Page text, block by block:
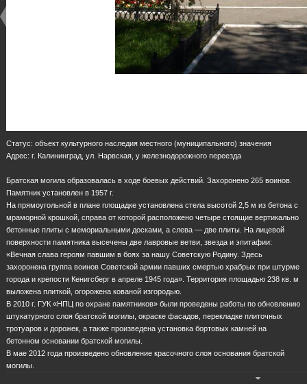
Статус: объект культурного наследия местного (муниципального) значения
Адрес: г. Калининград, ул. Нарвская, у железнодорожного переезда
Братская могила образовалась в ходе боевых действий. Захоронено 265 воинов.
Памятник установлен в 1957 г.
На прямоугольной в плане площадке установлена стела высотой 2,5 м из бетона с
мраморной крошкой, справа от которой расположено четыре стоящие вертикально
бетонные плиты с мемориальными досками, а слева — две плиты. На лицевой
поверхности памятника высечены две лавровые ветви, звезда и эпитафии:
«Вечная слава героям павшим в боях за нашу Советскую Родину. Здесь
захоронена группа воинов Советской армии павших смертью храбрых при штурме
города и крепости Кенигсберг в апреле 1945 года». Территория площадью 238 кв. м
выложена плиткой, огорожена кованой изгородью.
В 2010 г. ГУК «НПЦ по охране памятников» были проведены работы по обновлению
штукатурного слоя братской могилы, окраске фасадов, перекладке плиточных
тротуаров и дорожек, а также произведена установка бортовых камней на
бетонном основании братской могилы.
В мае 2012 года произведено обновление красочного слоя основания братской
могилы.